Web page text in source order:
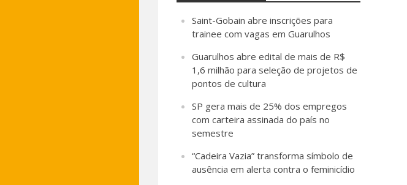
Saint-Gobain abre inscrições para
trainee com vagas em Guarulhos
Guarulhos abre edital de mais de R$
1,6 milhão para seleção de projetos de
pontos de cultura
SP gera mais de 25% dos empregos
com carteira assinada do país no
semestre
“Cadeira Vazia” transforma símbolo de
ausência em alerta contra o feminicídio